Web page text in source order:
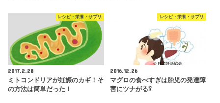
レシピ・栄養・サプリ
2017.2.28
ミトコンドリアが妊娠のカギ！そ
の方法は簡単だった！
レシピ・栄養・サプリ
2016.12.26
マグロの食べすぎは胎児の発達障
害にツナがる⁉️